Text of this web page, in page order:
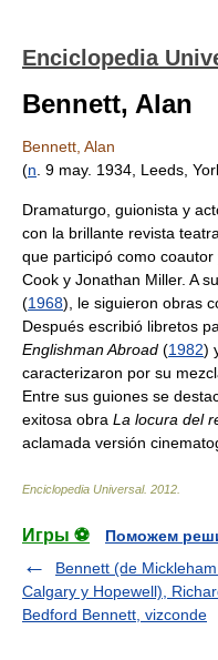
Enciclopedia
Bennett, Alan
Bennett, Alan
(n . 9 may. 1934, Leeds,
Dramaturgo, guionista y
con la brillante revista
que participó como
Cook y Jonathan Miller. A
(1968), le siguieron obras
Después escribió libretos
Englishman Abroad (1982)
caracterizaron por su
Entre sus guiones se
exitosa obra La locura del
aclamada versión
Enciclopedia Universal. 2012
Игры ⚽
Поможем
Bennett (de
Calgary y Hopewell),
Bedford Bennett, vizconde